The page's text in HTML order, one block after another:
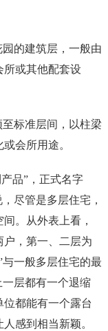
的建筑层，一般由
所或其他配套设
标准层间，以柱梁
会所用途。
品”，正式名字
尽管是多层住宅，
。从外表上看，
，第一、二层为
一般多层住宅的最
层都有一个退缩
都能有一个露台
感到相当新颖。